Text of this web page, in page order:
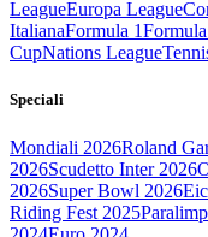
LeagueEuropa League
ItalianaFormula 1
CupNations League
Speciali
Mondiali 2026Roland
2026Scudetto Inter 2026
2026Super Bowl 2026
Riding Fest 2025